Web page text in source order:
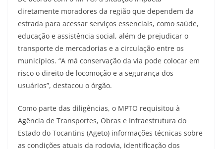
diretamente moradores da região que dependem da
estrada para acessar serviços essenciais, como saúde,
educação e assistência social, além de prejudicar o
transporte de mercadorias e a circulação entre os
municípios. “A má conservação da via pode colocar em
risco o direito de locomoção e a segurança dos
usuários”, destacou o órgão.
Como parte das diligências, o MPTO requisitou à
Agência de Transportes, Obras e Infraestrutura do
Estado do Tocantins (Ageto) informações técnicas sobre
as condições atuais da rodovia, identificação dos